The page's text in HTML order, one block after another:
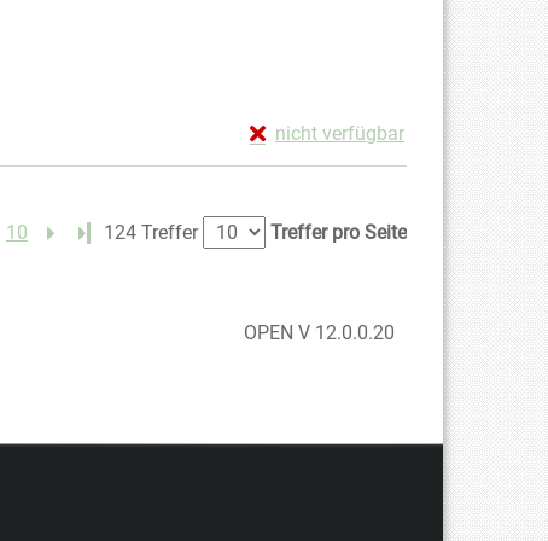
nicht verfügbar
Exemplar-Details von Horseland -
Zum Download von externem
10 Letzte Seite
124 Treffer
Treffer pro Seite
OPEN V 12.0.0.20